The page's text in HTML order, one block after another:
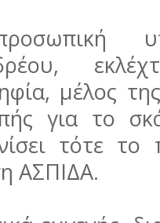
μέλος
για το
τότε
ΑΣΠΙΔΑ.